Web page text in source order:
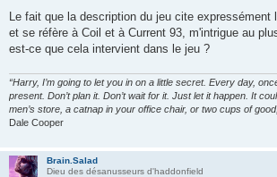
s
a
g
Le fait que la description du jeu cite expressément
et se réfère à Coil et à Current 93, m'intrigue au
est-ce que cela intervient dans le jeu ?
“Harry, I’m going to let you in on a little secret. Every day,
present. Don’t plan it. Don’t wait for it. Just let it happen. It
men’s store, a catnap in your office chair, or two cups of
Dale Cooper
Brain.Salad
Dieu des désanusseurs d'haddonfield